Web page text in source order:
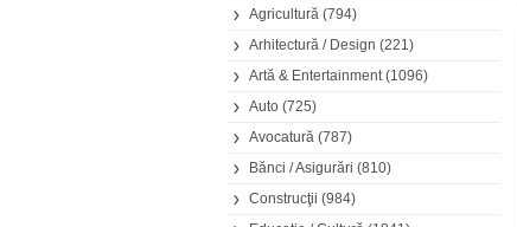
Agricultură (794)
Arhitectură / Design (221)
Artă & Entertainment(1096)
Auto (725)
Avocatură (787)
Bănci / Asigurări (810)
Construcţii (984)